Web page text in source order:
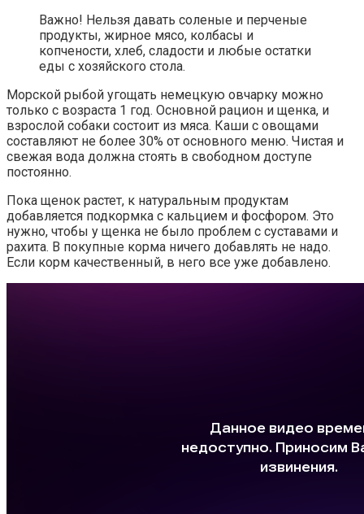
Важно! Нельзя давать соленые и перченые
продукты, жирное мясо, колбасы и
копчености, хлеб, сладости и любые остатки
еды с хозяйского стола.
Морской рыбой угощать немецкую овчарку можно
только с возраста 1 год. Основной рацион и щенка, и
взрослой собаки состоит из мяса. Каши с овощами
составляют не более 30% от основного меню. Чистая и
свежая вода должна стоять в свободном доступе
постоянно.
Пока щенок растет, к натуральным продуктам
добавляется подкормка с кальцием и фосфором. Это
нужно, чтобы у щенка не было проблем с суставами и
рахита. В покупные корма ничего добавлять не надо.
Если корм качественный, в него все уже добавлено.